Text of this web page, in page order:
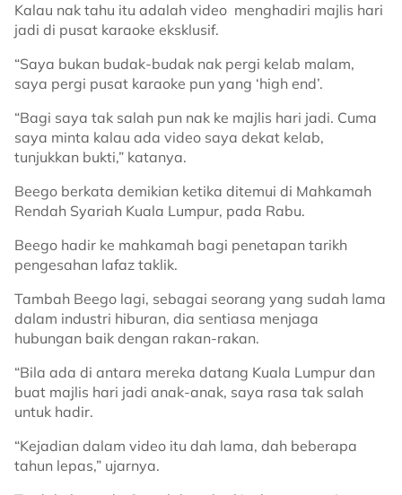
Kalau nak tahu itu adalah video menghadiri majlis hari
jadi di pusat karaoke eksklusif.
“Saya bukan budak-budak nak pergi kelab malam,
saya pergi pusat karaoke pun yang ‘high end’.
“Bagi saya tak salah pun nak ke majlis hari jadi. Cuma
saya minta kalau ada video saya dekat kelab,
tunjukkan bukti,” katanya.
Beego berkata demikian ketika ditemui di Mahkamah
Rendah Syariah Kuala Lumpur, pada Rabu.
Beego hadir ke mahkamah bagi penetapan tarikh
pengesahan lafaz taklik.
Tambah Beego lagi, sebagai seorang yang sudah lama
dalam industri hiburan, dia sentiasa menjaga
hubungan baik dengan rakan-rakan.
“Bila ada di antara mereka datang Kuala Lumpur dan
buat majlis hari jadi anak-anak, saya rasa tak salah
untuk hadir.
“Kejadian dalam video itu dah lama, dah beberapa
tahun lepas,” ujarnya.